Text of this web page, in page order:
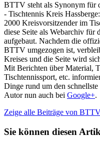
BTTV steht als Synonym für
- Tischtennis Kreis
2000 Kreisvorsitzender im
diese Seite als Webarchiv für
aufgebaut. Nachdem die
BTTV umgezogen ist,
Kreises und die Seite wird
Mit Berichten über Material,
Tischtennissport, etc.
Dinge rund um den
Autor nun auch bei Google+.
Zeige alle Beiträge von
Sie können diesen